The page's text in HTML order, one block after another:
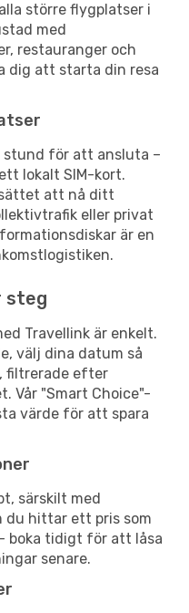
större flygplatser i
med
restauranger och
dig att starta din resa
stund för att ansluta –
lokalt SIM-kort.
att nå ditt
eller privat
är en
steg
Travellink är enkelt.
välj dina datum så
filtrerade efter
Vår "Smart Choice"-
värde för att spara
särskilt med
du hittar ett pris som
boka tidigt för att låsa
senare.